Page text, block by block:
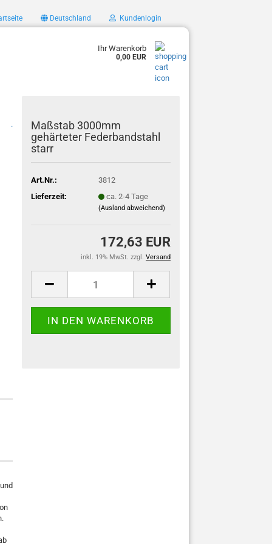
Deutschland Kundenlogin
Ihr Warenkorb
0,00 EUR
.
Maßstab 3000mm
gehärteter Federbandstahl
starr
Art.Nr.:
3812
Lieferzeit:
ca. 2-4 Tage
(Ausland abweichend)
172,63 EUR
inkl. 19% MwSt. zzgl. Versand